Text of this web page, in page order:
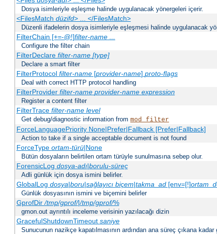
Dosya isimleriyle eşleşme halinde uygulanacak yönergeleri içerir.
<FilesMatch düzifd> ... </FilesMatch>
Düzenli ifadelerin dosya isimleriyle eşleşmesi halinde uygulanacak
FilterChain [+=-@!]filter-name ...
Configure the filter chain
FilterDeclare filter-name [type]
Declare a smart filter
FilterProtocol filter-name[provider-name] proto-flags
Deal with correct HTTP protocol handling
FilterProvider filter-name provider-name expression
Register a content filter
FilterTrace filter-name level
Get debug/diagnostic information from mod_filter
ForceLanguagePriority None|Prefer|Fallback [Prefer|Fallback]
Action to take if a single acceptable document is not found
ForceType ortam-türü|None
Bütün dosyaların belirtilen ortam türüyle sunulmasına sebep olur.
ForensicLog dosya-adı|borulu-süreç
Adli günlük için dosya ismini belirler.
GlobalLog dosya|boru|sağlayıcı biçem|takma_ad[env=[!]
Günlük dosyasının ismini ve biçemini belirler
GprofDir/tmp/gprof/|/tmp/gprof/%
gmon.out ayrıntılı inceleme verisinin yazılacağı dizin
GracefulShutdownTimeout saniye
Sunucunun nazikçe kapatılmasının ardından ana süreç çıkana